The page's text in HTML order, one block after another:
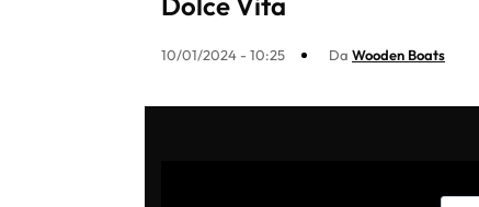
10/01/2024 - 10:25 Da Wooden Boats